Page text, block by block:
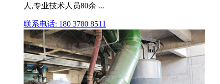
人,专业技术人员80余 ...
联系电话: 180 3780 8511